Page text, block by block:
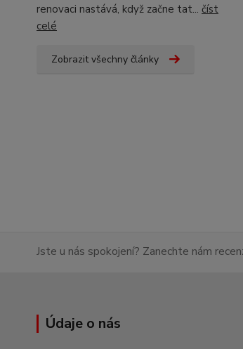
renovaci nastává, když začne tat... číst
celé
Zobrazit všechny články
Jste u nás spokojení? Zanechte nám
Údaje o nás